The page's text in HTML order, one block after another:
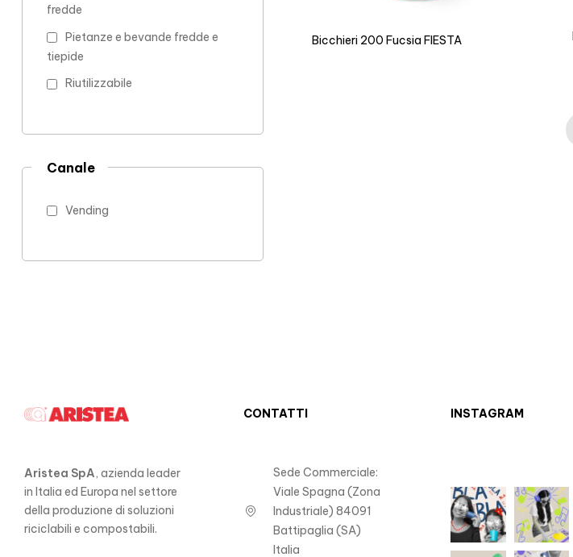
Bicchieri 200 Fucsia FIESTA
fredde
Pietanze e bevande fredde e
tiepide
Riutilizzabile
Canale
Vending
Aristea SpA, azienda leader
in Italia ed Europa nel settore
della produzione di soluzioni
riciclabili e compostabili.
CONTATTI
Sede Commerciale:
Viale Spagna (Zona
Industriale) 84091
Battipaglia (SA)
Italia
INSTAGRAM